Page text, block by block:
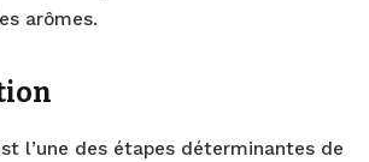
arômes.
l’une des étapes déterminantes de